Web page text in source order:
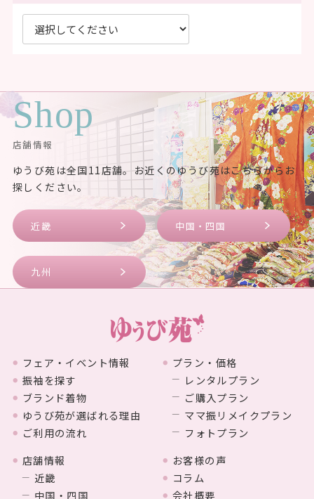
Shop
店舗情報
ゆうび苑は全国11店舗。お近くのゆうび苑はこちらからお
探しください。
近畿 中国・四国
九州
フェア・イベント情報
振袖を探す
ブランド着物
ゆうび苑が選ばれる理由
ご利用の流れ
プラン・価格
レンタルプラン
ご購入プラン
ママ振リメイクプラン
フォトプラン
店舗情報
近畿
中国・四国
お客様の声
コラム
会社概要